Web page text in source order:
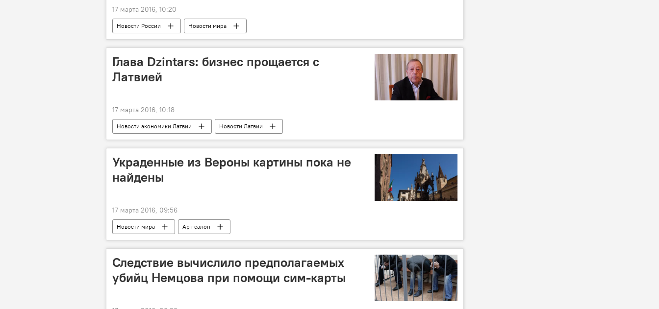
17 марта 2016, 10:20
Новости России Новости мира
Глава Dzintars: бизнес прощается с
Латвией
17 марта 2016, 10:18
Новости экономики Латвии Новости Латвии
Украденные из Вероны картины пока не
найдены
17 марта 2016, 09:56
Новости мира Арт-салон
Следствие вычислило предполагаемых
убийц Немцова при помощи сим-карты